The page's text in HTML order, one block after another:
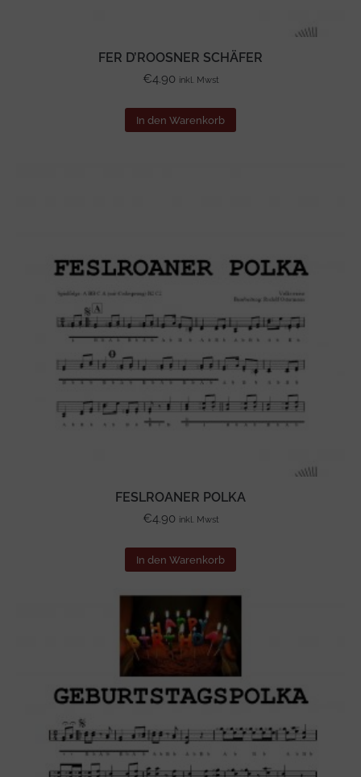
FER D’ROOSNER SCHÄFER
€4.90 inkl. Mwst
In den Warenkorb
FESLROANER POLKA
€4.90 inkl. Mwst
In den Warenkorb